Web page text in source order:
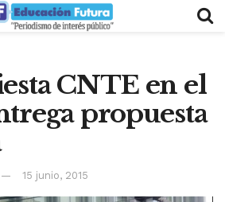
CNTE en el
propuesta
15 junio, 2015